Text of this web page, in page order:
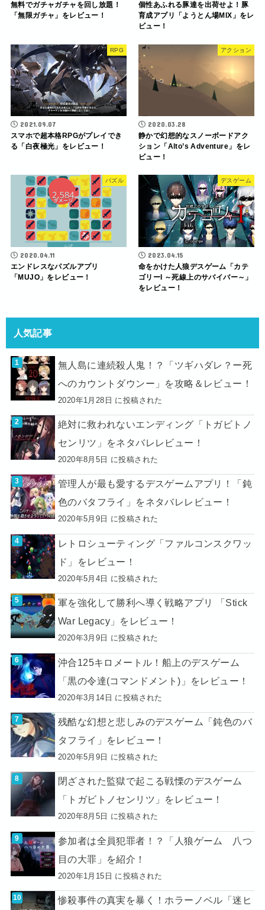
無料でガチャガチャを回し放題！
「無限ガチャ」をレビュー！
個性あふれる豚達を出荷せよ！豚
育成アプリ「ようとん場MIX」をレ
ビュー！
RPG
2021.09.07
スマホで超本格RPGがプレイでき
る「白夜極光」をレビュー！
アクション
2020.03.28
静かで幻想的なスノーボードアク
ション「Alto’s Adventure」をレ
ビュー！
パズル
2020.04.11
エンドレスなパズルアプリ
「MUJO」をレビュー！
デスゲーム
2023.04.15
命をかけた人狼デスゲーム「カテ
ゴリーI ～死線上のサバイバー～」
をレビュー！
人気記事
無人島に連続殺人鬼！？「ツギハダレ？ー死
へのカウントダウンー」を攻略＆レビュー！
2020年1月28日 に投稿された
絶対に救われないエンディング「トガビトノ
センリツ」をネタバレレビュー！
2020年8月5日 に投稿された
管理人が最も愛するデスゲームアプリ！「鈍
色のバタフライ」をネタバレレビュー！
2020年5月9日 に投稿された
レトロシューティング「ファルコンスクワッ
ド」をレビュー！
2020年5月4日 に投稿された
軍を強化して勝利へ導く戦略アプリ 「Stick
War Legacy」をレビュー！
2020年3月9日 に投稿された
沖合125キロメートル！船上のデスゲーム
「黒の令達(コマンドメント)」をレビュー！
2020年3月14日 に投稿された
残酷な幻想と悲しみのデスゲーム「鈍色のバ
タフライ」をレビュー！
2020年5月9日 に投稿された
閉ざされた監獄で起こる戦慄のデスゲーム
「トガビトノセンリツ」をレビュー！
2020年8月5日 に投稿された
参加者は全員犯罪者！？「人狼ゲーム 八つ
目の大罪」を紹介！
2020年1月15日 に投稿された
惨殺事件の真実を暴く！ホラーノベル「迷ヒ